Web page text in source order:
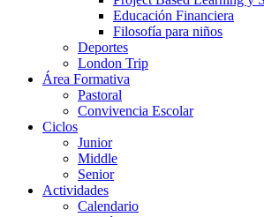
Educación Financiera
Filosofía para niños
Deportes
London Trip
Área Formativa
Pastoral
Convivencia Escolar
Ciclos
Junior
Middle
Senior
Actividades
Calendario